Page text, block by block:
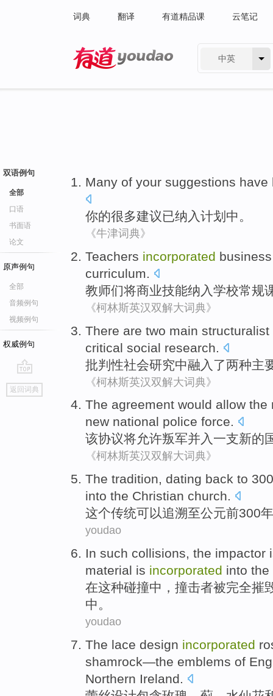
词典 翻译 有道精品课 云笔记
中英
双语例句
全部
口语
书面语
论文
原声例句
全部
音频例句
视频例句
权威例句
go
top
返回词典
Many of your suggestions have
你的很多建议已纳入计划中。
《牛津词典》
Teachers incorporated business
curriculum.
教师们将商业技能纳入学校常规
《柯林斯英汉双解大词典》
There are two main structuralist
critical social research
批判性社会研究中融入 了两种主
《柯林斯英汉双解大词典》
The agreement would allow the
new national police force.
该协议将允许叛军并入 一支新的
《柯林斯英汉双解大词典》
The tradition, dating back to
into the Christian church.
这个传统可以追溯至公元前300
youdao
In such collisions, the impactor
material is incorporated into the
在这种碰撞中 ， 撞击者被完全摧
中。
youdao
The lace design incorporated
shamrock—the emblems of
Northern Ireland.